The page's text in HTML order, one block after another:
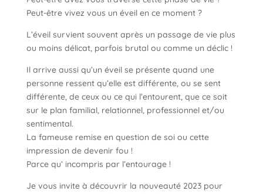
Peut-être vivez vous un éveil en ce moment ?
L’éveil survient souvent après un passage de vie plus
ou moins délicat, parfois brutal ou comme un déclic !
Il arrive aussi qu’un éveil se présente quand une
personne ressent qu’elle est différente, ou se sent
différente, de ceux ou ce qui l’entourent, que ce soit
sur le plan familial, relationnel, professionnel et/ou
sentimental.
La fameuse remise en question de soi ou cette
impression de devenir fou !
Parce qu’ incompris par l’entourage !
Je vous invite à découvrir la nouveauté 2023 pour